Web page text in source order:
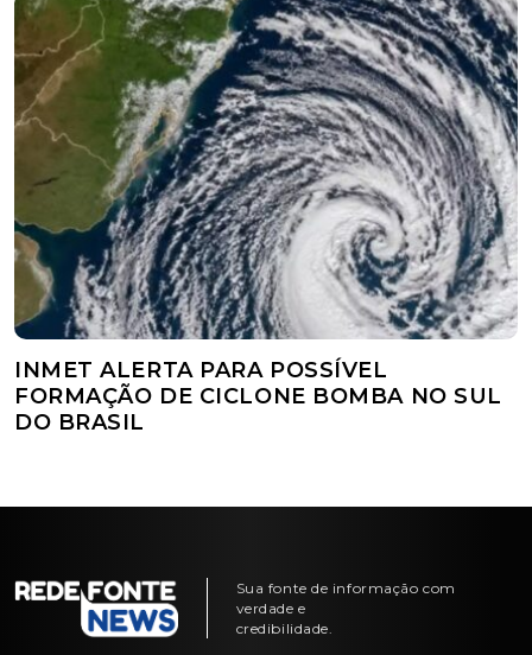
INMET ALERTA PARA POSSÍVEL
FORMAÇÃO DE CICLONE BOMBA NO SUL
DO BRASIL
Sua fonte de informação com
verdade e
credibilidade.